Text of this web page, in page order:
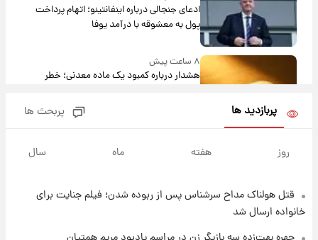
ادعای جنجالی درباره اینفانتینو؛ اتهام پرداخت
پول به معشوقه با درآمد یوفا
۸ ساعت پیش
هشدار درباره کمبود یک ماده معدنی؛ خطر
پی رفتن رامین رضاییان+ عکس
۹ ساعت پیش
پربازدید ها پربحث ها
روز هفته ماه سال
قتل هولناک مداح سرشناس پس از ربوده شدن؛ فیلم جنایت برای
خانواده ارسال شد